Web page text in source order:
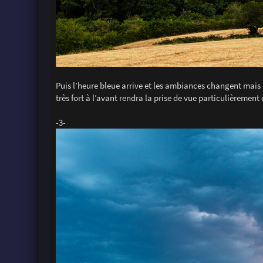
Puis l’heure bleue arrive et les ambiances changent
très fort à l’avant rendra la prise de vue particulièrement
-3-